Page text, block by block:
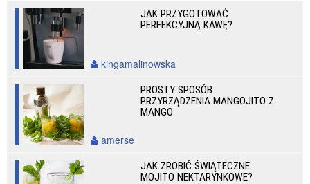
JAK PRZYGOTOWAĆ
PERFEKCYJNĄ KAWĘ?
kingamalinowska
PROSTY SPOSÓB
PRZYRZĄDZENIA MANGOJITO Z
MANGO
amerse
JAK ZROBIĆ ŚWIĄTECZNE
MOJITO NEKTARYNKOWE?